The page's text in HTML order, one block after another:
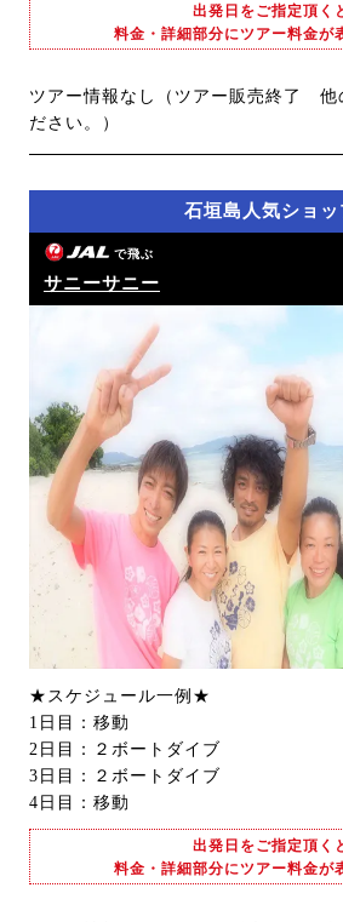
出発日をご指定頂く
料金・詳細部分にツアー料金が
ツアー情報なし（ツアー販売終了 他
ださい。）
石垣島人気ショッ
で飛ぶ
サニーサニー
★スケジュール一例★
1日目：移動
2日目：２ボートダイブ
3日目：２ボートダイブ
4日目：移動
出発日をご指定頂く
料金・詳細部分にツアー料金が